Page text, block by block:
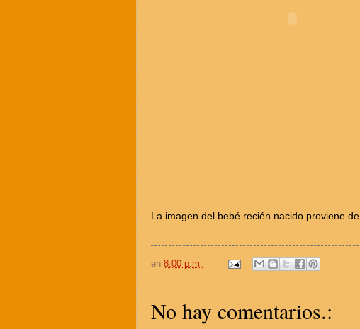
La imagen del bebé recién nacido proviene de
en 8:00 p.m.
No hay comentarios.: